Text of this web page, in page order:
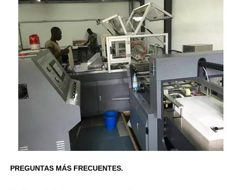
PREGUNTAS MÁS FRECUENTES.